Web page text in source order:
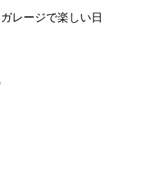
レージで楽しい日